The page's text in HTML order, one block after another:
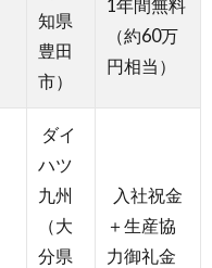
知県
豊田
市）
1年間無料
（約60万
円相当）
ダイ
ハツ
九州
（大
分県
入社祝金
＋生産協
力御礼金